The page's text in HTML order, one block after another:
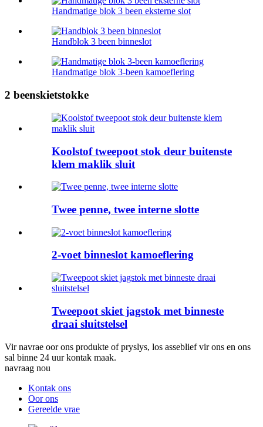
Handmatige blok 3 been eksterne slot
Handblok 3 been binneslot
Handmatige blok 3-been kamoeflering
2 beenskietstokke
Koolstof tweepoot stok deur buitenste
klem maklik sluit
Twee penne, twee interne slotte
2-voet binneslot kamoeflering
Tweepoot skiet jagstok met binneste
draai sluitstelsel
Vir navrae oor ons produkte of pryslys, los asseblief vir ons en ons
sal binne 24 uur kontak maak.
navraag nou
Kontak ons
Oor ons
Gereelde vrae